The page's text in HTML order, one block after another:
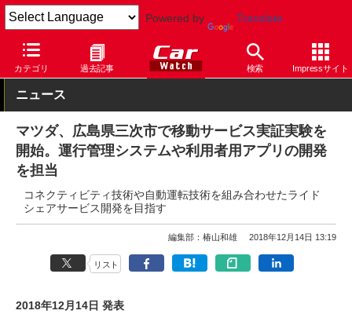
Powered by Translate
カテゴリ 過去記事 検索 Impressサイト
Car Watch 自動車 マツダ
ニュース
マツダ、広島県三次市で移動サービス実証実験を
開始。運行管理システムや利用者用アプリの開発
を担当
コネクティビティ技術や自動運転技術を組み合わせたライド
シェアサービス開発を目指す
編集部：椿山和雄 2018年12月14日 13:19
リスト
2018年12月14日 発表